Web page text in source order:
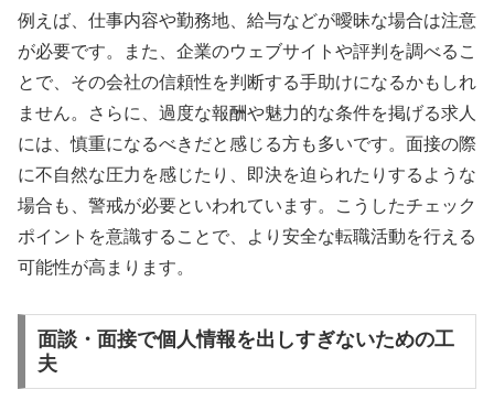
例えば、仕事内容や勤務地、給与などが曖昧な場合は注意
が必要です。また、企業のウェブサイトや評判を調べるこ
とで、その会社の信頼性を判断する手助けになるかもしれ
ません。さらに、過度な報酬や魅力的な条件を掲げる求人
には、慎重になるべきだと感じる方も多いです。面接の際
に不自然な圧力を感じたり、即決を迫られたりするような
場合も、警戒が必要といわれています。こうしたチェック
ポイントを意識することで、より安全な転職活動を行える
可能性が高まります。
面談・面接で個人情報を出しすぎないための工
夫